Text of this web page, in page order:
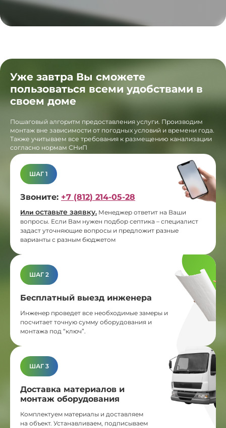
Уже завтра Вы сможете
пользоваться всеми удобствами в
своем доме
Пошаговый алгоритм предоставления услуги. Производим
монтаж вне зависимости от погодных условий и времени года.
Также учитываем все требования к размещению канализации
согласно нормам СНиП
ШАГ 1
Звоните: +7 (812) 214-05-28
Или оставьте заявку. Менеджер ответит на Ваши
вопросы. Если Вам нужен подбор септика – специалист
задаст уточняющие вопросы и предложит разные
варианты с разным бюджетом
ШАГ 2
Бесплатный выезд инженера
Инженер проведет все необходимые замеры и
посчитает точную сумму оборудования и
монтажа под “ключ”.
ШАГ 3
Доставка материалов и
монтаж оборудования
Комплектуем материалы и доставляем
на объект. Устанавливаем, подписываем